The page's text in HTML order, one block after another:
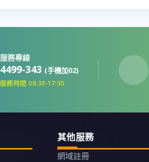
服務專線
4499-343 (手機加02)
服務時間 08:30-17:30
其他服務
網域註冊